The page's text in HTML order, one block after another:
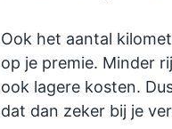
Ook het aantal
op je premie. Minder
ook lagere kosten.
dat dan zeker bij je